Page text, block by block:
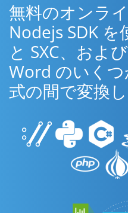
無料のオンラ
Nodejs SDK を
と SXC、およ
Word のいく
式の間で変換し